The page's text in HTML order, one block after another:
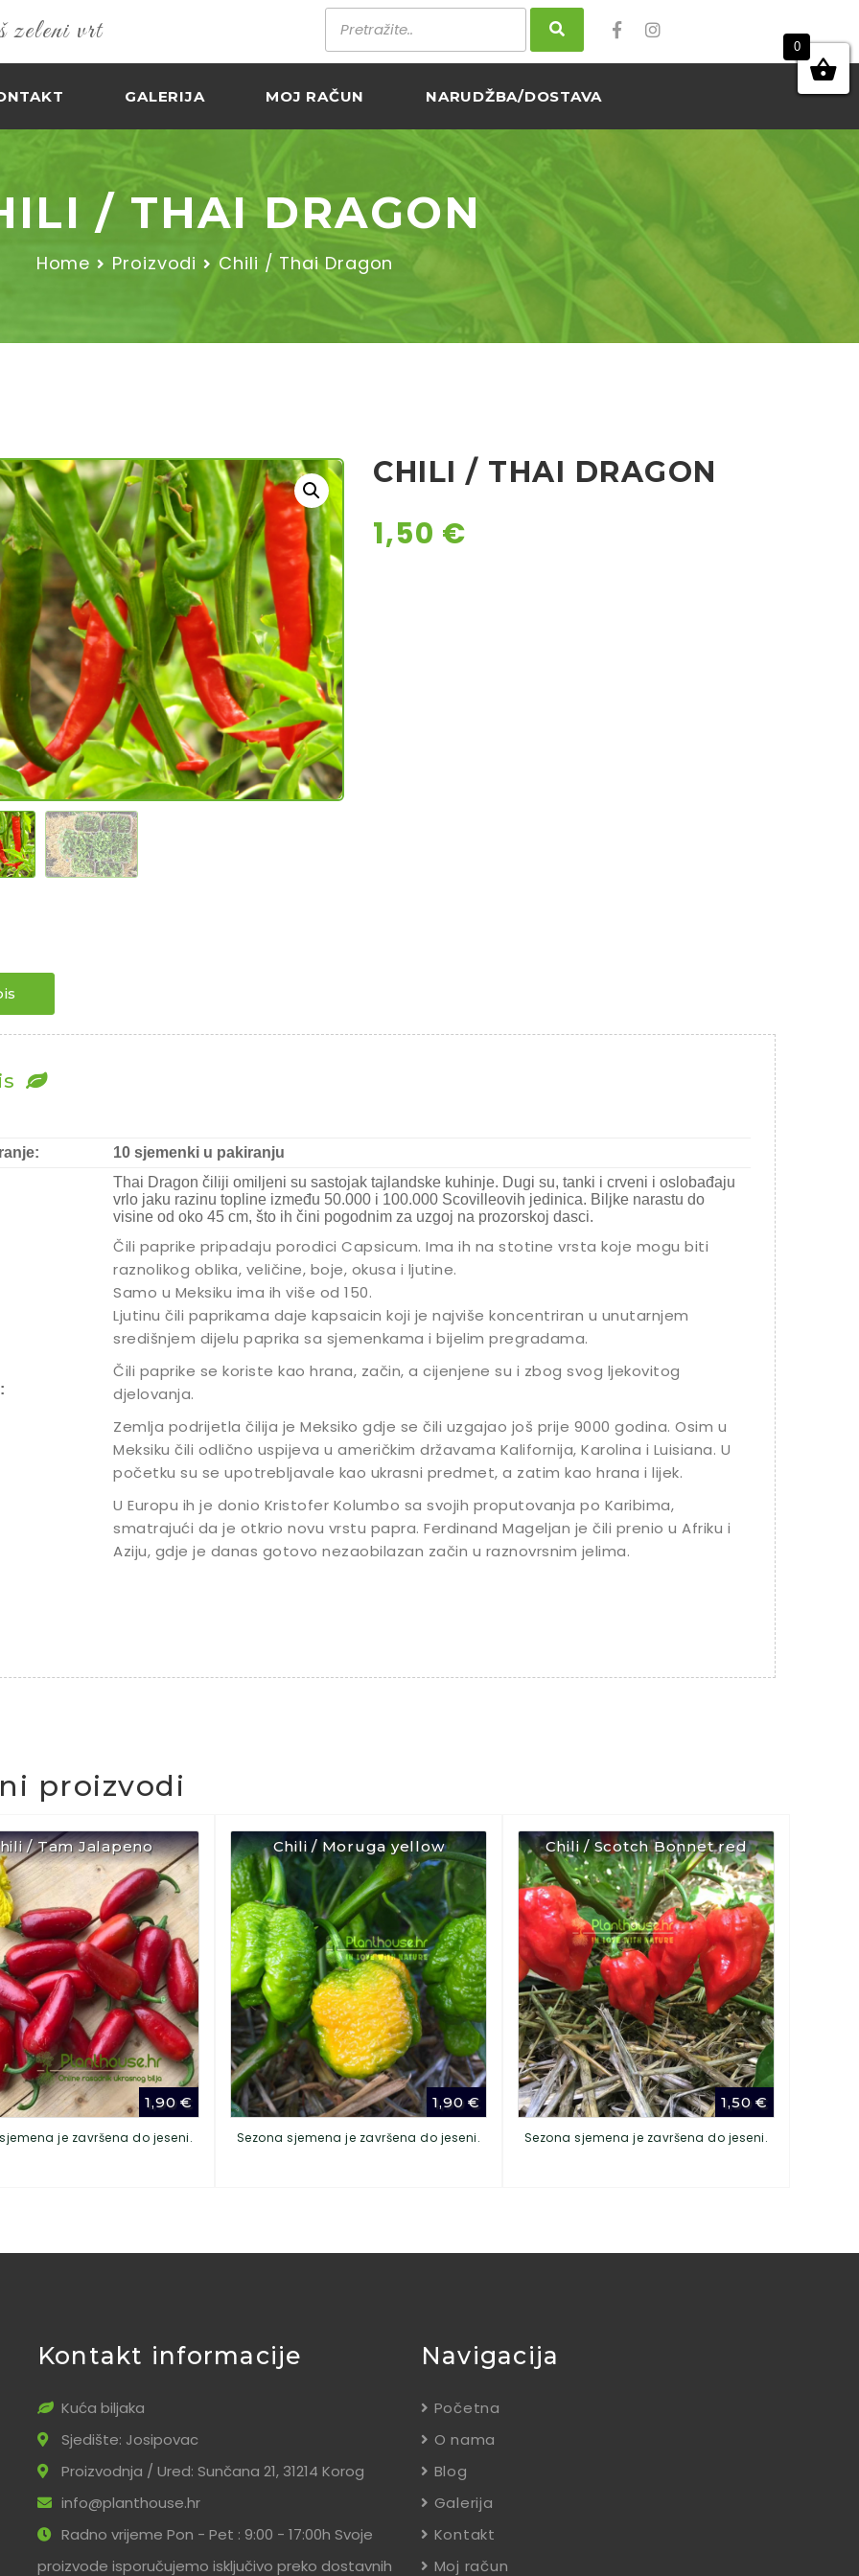
vrt
GALERIJA MOJ RAČUN NARUDŽBA/DOSTAVA
/ THAI DRAGON
Home Proizvodi Chili / Thai Dragon
CHILI / THAI DRAGON
1,50 €
10 sjemenki u pakiranju
Thai Dragon čiliji omiljeni su sastojak tajlandske kuhinje. Dugi su, tanki i crveni i oslobađaju
vrlo jaku razinu topline između 50.000 i 100.000 Scovilleovih jedinica. Biljke narastu do
visine od oko 45 cm, što ih čini pogodnim za uzgoj na prozorskoj dasci.
Čili paprike pripadaju porodici Capsicum. Ima ih na stotine vrsta koje mogu biti
raznolikog oblika, veličine, boje, okusa i ljutine.
Samo u Meksiku ima ih više od 150.
Ljutinu čili paprikama daje kapsaicin koji je najviše koncentriran u unutarnjem
središnjem dijelu paprika sa sjemenkama i bijelim pregradama.
Čili paprike se koriste kao hrana, začin, a cijenjene su i zbog svog ljekovitog
djelovanja.
Zemlja podrijetla čilija je Meksiko gdje se čili uzgajao još prije 9000 godina. Osim u
Meksiku čili odlično uspijeva u američkim državama Kalifornija, Karolina i Luisiana. U
početku su se upotrebljavale kao ukrasni predmet, a zatim kao hrana i lijek.
U Europu ih je donio Kristofer Kolumbo sa svojih proputovanja po Karibima,
smatrajući da je otkrio novu vrstu papra. Ferdinand Mageljan je čili prenio u Afriku i
Aziju, gdje je danas gotovo nezaobilazan začin u raznovrsnim jelima.
proizvodi
/ Tam Jalapeno
1,90€
je završena do jeseni.
Chili / Moruga yellow
1,90€
Sezona sjemena je završena do jeseni.
Chili / Scotch Bonnet red
1,50€
Sezona sjemena je završena do jeseni.
Kontakt informacije
Kuća biljaka
Sjedište: Josipovac
Proizvodnja / Ured: Sunčana 21, 31214 Korog
info@planthouse.hr
Radno vrijeme Pon - Pet : 9:00 - 17:00h Svoje
proizvode isporučujemo isključivo preko dostavnih
Navigacija
Početna
O nama
Blog
Galerija
Kontakt
Moj račun
0